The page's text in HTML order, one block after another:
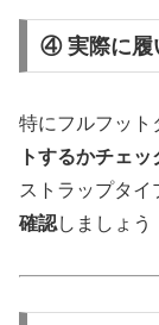
④ 実際に履
特にフルフット
トするかチェッ
ストラップタイ
確認しましょう